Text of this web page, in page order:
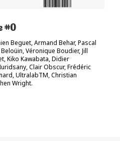
#0
Beguet, Armand Behar, Pascal
Véronique Boudier, Jill
Kiko Kawabata, Didier
Clair Obscur, Frédéric
UltralabTM, Christian
Wright.